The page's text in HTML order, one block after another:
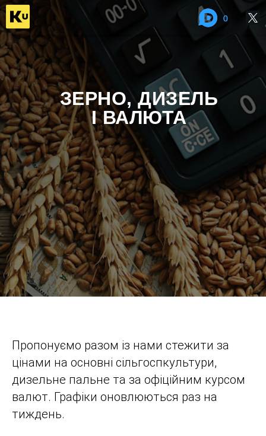
0
ЗЕРНО, ДИЗЕЛЬ
І ВАЛЮТА
Пропонуємо разом із нами стежити за
цінами на основні сільгоспкультури,
дизельне пальне та за офіційним курсом
валют. Графіки оновлюються раз на
тиждень.
0